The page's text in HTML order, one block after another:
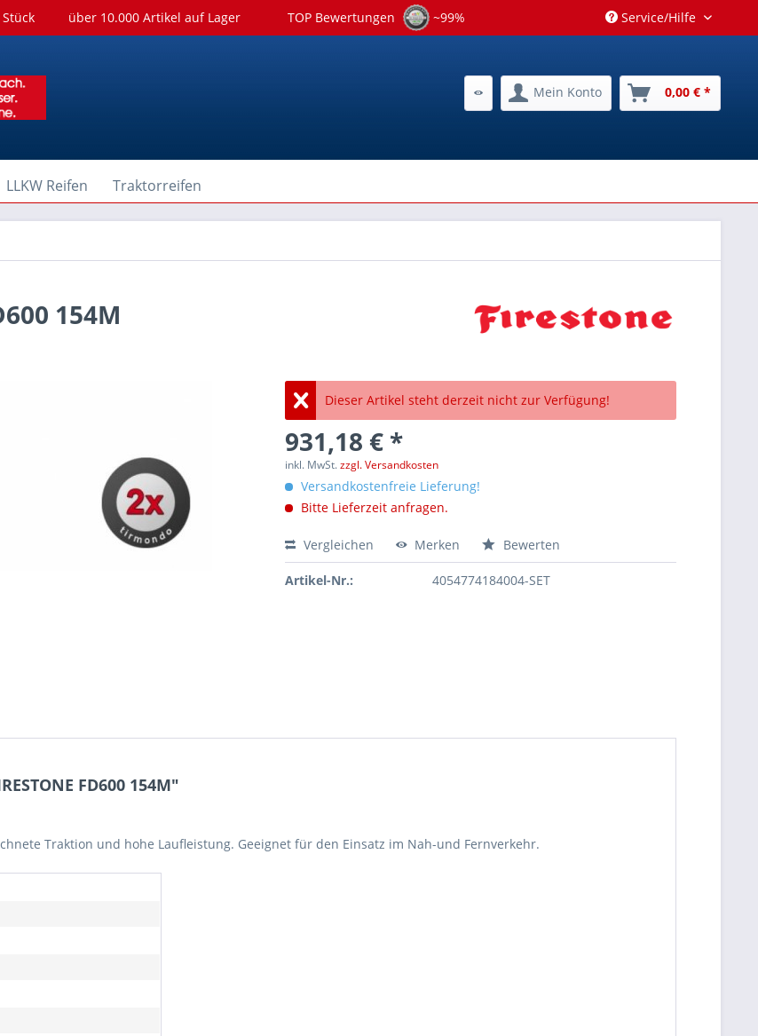
über 10.000 Artikel auf Lager TOP Bewertungen ~99% Service/Hilfe
Mein Konto 0,00 € *
LLKW Reifen Traktorreifen
154M
Dieser Artikel steht derzeit nicht zur Verfügung!
931,18 € *
inkl. MwSt.zzgl. Versandkosten
Versandkostenfreie Lieferung!
Bitte Lieferzeit anfragen.
Vergleichen Merken Bewerten
Artikel-Nr.: 4054774184004-SET
FD600 154M"
Traktion und hohe Laufleistung. Geeignet für den Einsatz im Nah-und Fernverkehr.